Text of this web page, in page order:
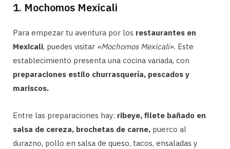
1. Mochomos Mexicali
Para empezar tu aventura por los restaurantes en
Mexicali, puedes visitar «Mochomos Mexicali». Este
establecimiento presenta una cocina variada, con
preparaciones estilo churrasquería, pescados y
mariscos.
Entre las preparaciones hay: ribeye, filete bañado en
salsa de cereza, brochetas de carne, puerco al
durazno, pollo en salsa de queso, tacos, ensaladas y